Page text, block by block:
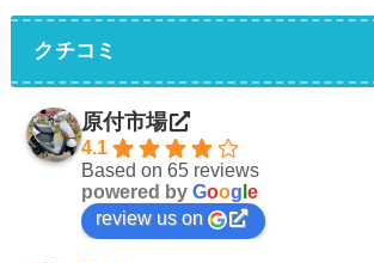
クチコミ
原付市場
4.1
Based on 65 reviews
powered by Goog e
review us on